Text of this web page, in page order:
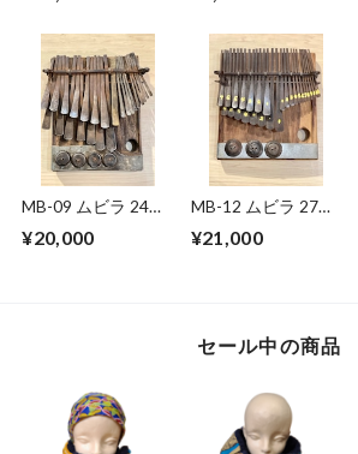
MB-09 ムビラ 24鍵
¥20,000
MB-12 ムビラ 27鍵
¥21,000
セール中の商品